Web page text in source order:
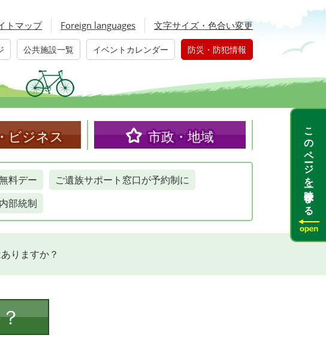
トマップ Foreign languages 文字サイズ・色合い変更
公共施設一覧 イベントカレンダー 防災・防犯情報
ビジネス 市政・地域
料デー
ご遺族サポート窓口が予約制に
内部統制
りますか？
このページを一時保存する